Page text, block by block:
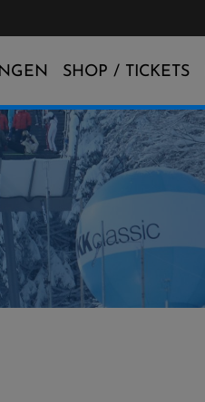
SHOP / TICKETS